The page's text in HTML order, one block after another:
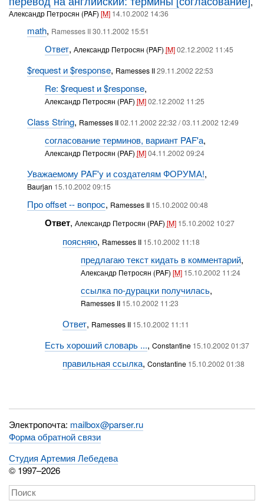
Александр Петросян (PAF)[M] 14.10.2002 14:36
math, Ramesses II 30.11.2002 15:51
Ответ, Александр Петросян (PAF) [M]02.12.2002 11:45
$request и $response, Ramesses II29.11.2002 22:53
Re: $request и $response,
Александр Петросян (PAF) [M]02.12.2002 11:25
Class String, Ramesses II02.11.2002 22:32 / 03.11.2002 12:49
согласование терминов, вариант PAF'а,
Александр Петросян (PAF) [M]04.11.2002 09:24
Уважаемому PAF'y и создателям ФОРУМА!,
Baurjan 15.10.2002 09:15
Про offset -- вопрос, Ramesses II 15.10.2002 00:48
Ответ, Александр Петросян (PAF) [M] 15.10.2002 10:27
поясняю, Ramesses II 15.10.2002 11:18
предлагаю текст кидать в комментарий,
Александр Петросян (PAF) [M] 15.10.2002 11:24
ссылка по-дурацки получилась,
Ramesses II 15.10.2002 11:23
Ответ, Ramesses II 15.10.2002 11:11
Есть хороший словарь ..., Constantine 15.10.2002 01:37
правильная ссылка,Constantine 15.10.2002 01:38
Электропочта: mailbox@parser.ru
Форма обратной связи
Студия Артемия Лебедева
© 1997–2026